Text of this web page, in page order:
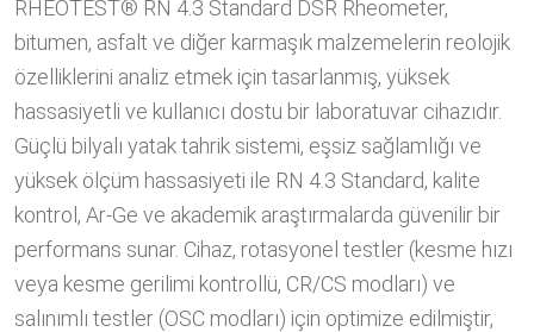
RHEOTEST® RN 4.3 Standard DSR Rheometer,
bitumen, asfalt ve diğer karmaşık malzemelerin reolojik
özelliklerini analiz etmek için tasarlanmış, yüksek
hassasiyetli ve kullanıcı dostu bir laboratuvar cihazıdır.
Güçlü bilyalı yatak tahrik sistemi, eşsiz sağlamlığı ve
yüksek ölçüm hassasiyeti ile RN 4.3 Standard, kalite
kontrol, Ar-Ge ve akademik araştırmalarda güvenilir bir
performans sunar. Cihaz, rotasyonel testler (kesme hızı
veya kesme gerilimi kontrollü, CR/CS modları) ve
salınımlı testler (OSC modları) için optimize edilmiştir,